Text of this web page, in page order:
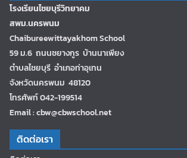
โรงเรียนไชยบุรีวิทยาคม
สพม.นครพนม
Chaibureewittayakhom School
59 ม.6 ถนนชยางกูร บ้านนาเพียง
ตำบลไชยบุรี อำเภอท่าอุเทน
จังหวัดนครพนม 48120
โทรศัพท์ 042-199514
Email : cbw@cbwschool.net
ติดต่อเรา